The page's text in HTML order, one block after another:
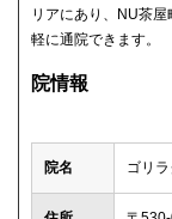
リアにあり、NU茶
軽に通院できます。
院情報
院名 ゴリ